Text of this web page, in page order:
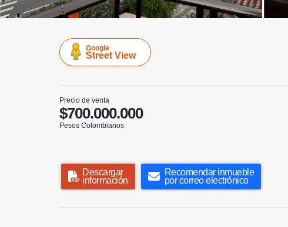
Google
Street View
Precio de venta
$700.000.000
Pesos Colombianos
Descargar
información
Recomendar inmueble
por correo electrónico